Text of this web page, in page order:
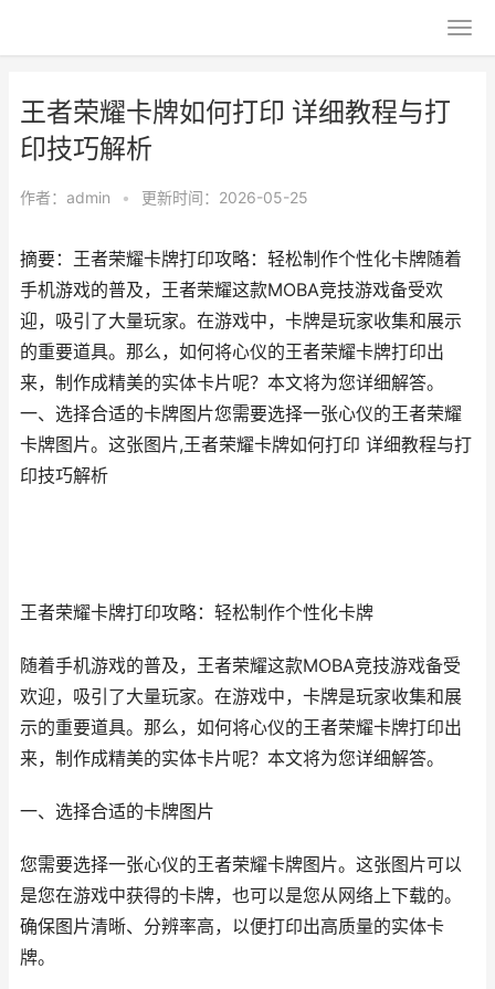
王者荣耀卡牌如何打印 详细教程与打
印技巧解析
作者： admin • 更新时间：2026-05-25
摘要：王者荣耀卡牌打印攻略：轻松制作个性化卡牌随着
手机游戏的普及，王者荣耀这款MOBA竞技游戏备受欢
迎，吸引了大量玩家。在游戏中，卡牌是玩家收集和展示
的重要道具。那么，如何将心仪的王者荣耀卡牌打印出
来，制作成精美的实体卡片呢？本文将为您详细解答。
一、选择合适的卡牌图片您需要选择一张心仪的王者荣耀
卡牌图片。这张图片,王者荣耀卡牌如何打印 详细教程与打
印技巧解析
王者荣耀卡牌打印攻略：轻松制作个性化卡牌
随着手机游戏的普及，王者荣耀这款MOBA竞技游戏备受
欢迎，吸引了大量玩家。在游戏中，卡牌是玩家收集和展
示的重要道具。那么，如何将心仪的王者荣耀卡牌打印出
来，制作成精美的实体卡片呢？本文将为您详细解答。
一、选择合适的卡牌图片
您需要选择一张心仪的王者荣耀卡牌图片。这张图片可以
是您在游戏中获得的卡牌，也可以是您从网络上下载的。
确保图片清晰、分辨率高，以便打印出高质量的实体卡
牌。